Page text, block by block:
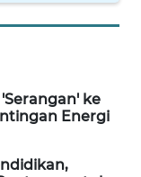
ke
Energi